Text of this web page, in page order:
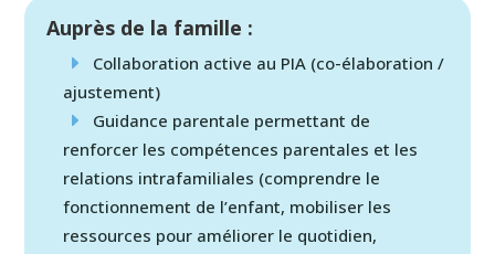
Auprès de la famille :
Collaboration active au PIA (co-élaboration /
ajustement)
Guidance parentale permettant de
renforcer les compétences parentales et les
relations intrafamiliales (comprendre le
fonctionnement de l’enfant, mobiliser les
ressources pour améliorer le quotidien,